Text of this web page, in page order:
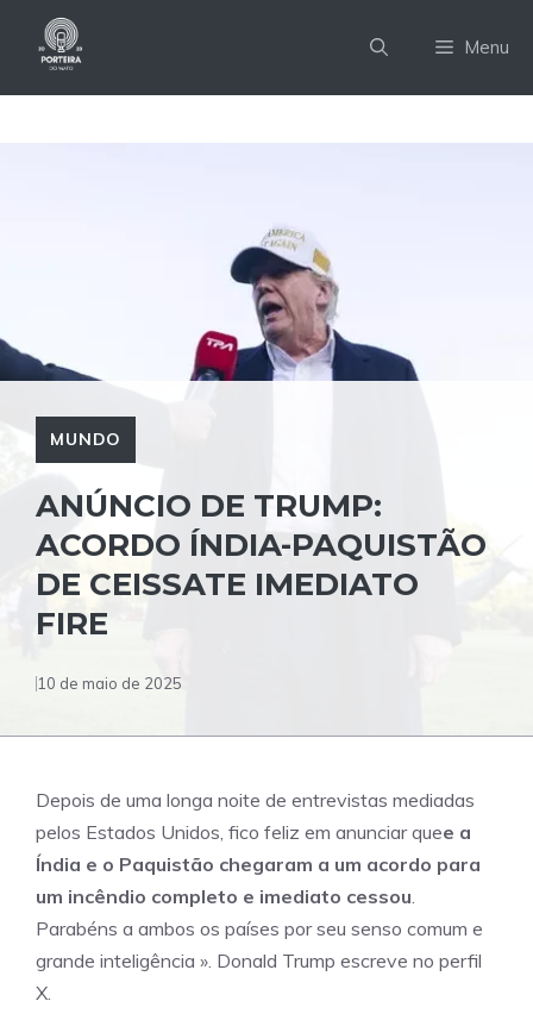
Menu
MUNDO
ANÚNCIO DE TRUMP:
ACORDO ÍNDIA-PAQUISTÃO
DE CEISSATE IMEDIATO
FIRE
10 de maio de 2025
Depois de uma longa noite de entrevistas mediadas
pelos Estados Unidos, fico feliz em anunciar quee a
Índia e o Paquistão chegaram a um acordo para
um incêndio completo e imediato cessou.
Parabéns a ambos os países por seu senso comum e
grande inteligência ». Donald Trump escreve no perfil
X.